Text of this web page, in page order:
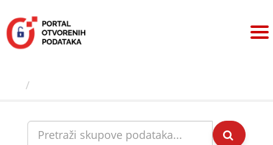
sadržaj